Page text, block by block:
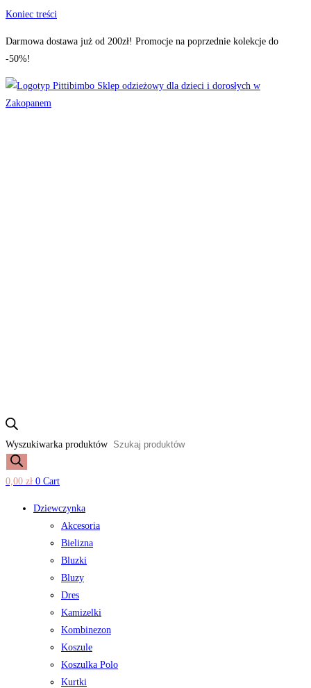
Koniec treści
Darmowa dostawa już od 200zł! Promocje na poprzednie kolekcje do
-50%!
Wyszukiwarka produktów
0,00 zł 0 Cart
Dziewczynka
Akcesoria
Bielizna
Bluzki
Bluzy
Dres
Kamizelki
Kombinezon
Koszule
Koszulka Polo
Kurtki